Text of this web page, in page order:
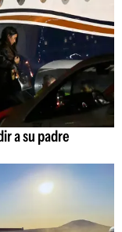
a su padre